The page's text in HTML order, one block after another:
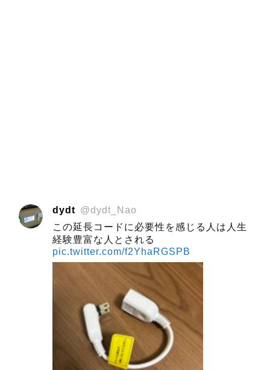
dydt @dydt_Nao
この延長コードに必要性を感じる人は人生
経験豊富な人とされる
pic.twitter.com/f2YhaRGSPB